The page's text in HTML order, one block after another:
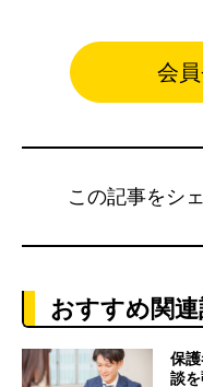
会
この記事をシ
おすすめ関
保
談